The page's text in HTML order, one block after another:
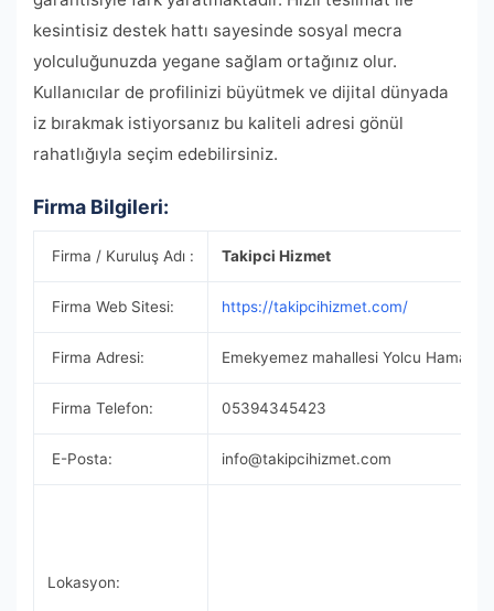
kesintisiz destek hattı sayesinde sosyal mecra
yolculuğunuzda yegane sağlam ortağınız olur.
Kullanıcılar de profilinizi büyütmek ve dijital dünyada
iz bırakmak istiyorsanız bu kaliteli adresi gönül
rahatlığıyla seçim edebilirsiniz.
Firma Bilgileri:
Firma / Kuruluş Adı : Takipci Hizmet
Firma Web Sitesi: https://takipcihizmet.com/
Firma Adresi: Emekyemez mahallesi Yolcu Hamam
Firma Telefon: 05394345423
E-Posta: info@takipcihizmet.com
Lokasyon: